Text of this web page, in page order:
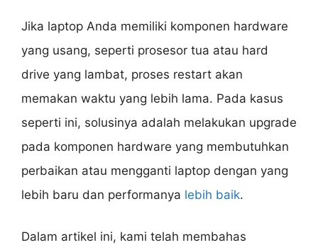
Jika laptop Anda memiliki komponen hardware
yang usang, seperti prosesor tua atau hard
drive yang lambat, proses restart akan
memakan waktu yang lebih lama. Pada kasus
seperti ini, solusinya adalah melakukan upgrade
pada komponen hardware yang membutuhkan
perbaikan atau mengganti laptop dengan yang
lebih baru dan performanya lebih baik.
Dalam artikel ini, kami telah membahas